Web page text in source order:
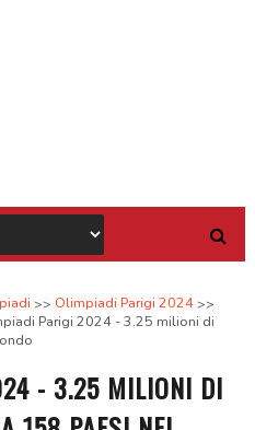
Olimpiadi Parigi 2024
Parigi 2024 - 3.25 milioni di
- 3.25 MILIONI DI